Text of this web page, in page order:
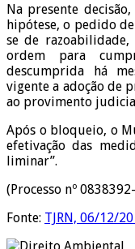
Na presente
hipótese, o pedido
se de
ordem para
descumprida há
vigente a adoção de
ao provimento
Após o bloqueio, o
efetivação das
liminar”.
(Processo nº
Fonte: TJRN, 06/12/